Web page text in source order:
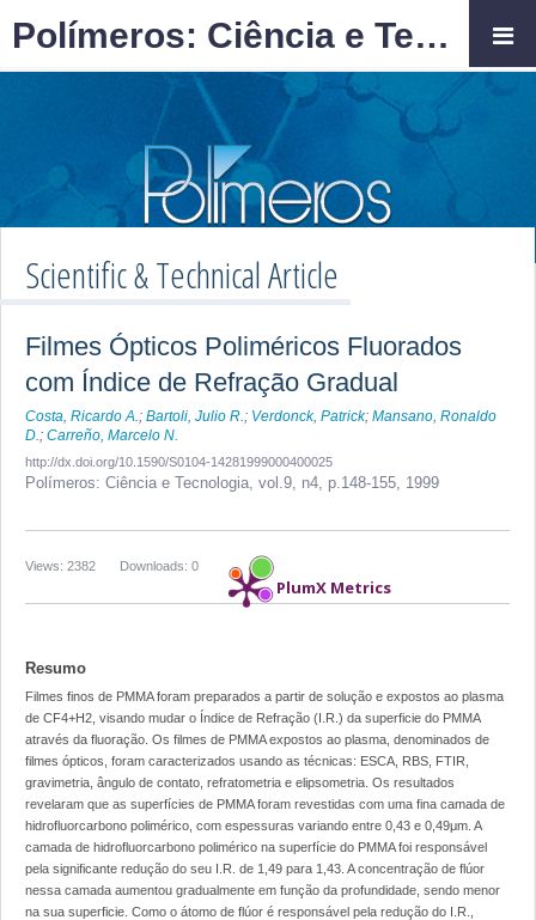
Scientific & Technical Article
Filmes Ópticos Poliméricos Fluorados
com Índice de Refração Gradual
Costa, Ricardo A.; Bartoli, Julio R.; Verdonck, Patrick; Mansano, Ronaldo
D.; Carreño, Marcelo N.
http://dx.doi.org/10.1590/S0104-14281999000400025
Polímeros: Ciência e Tecnologia, vol.9, n4, p.148-155, 1999
PlumX Metrics
Downloads: 0
Views: 2382
Resumo
Filmes finos de PMMA foram preparados a partir de solução e expostos ao plasma
de CF4+H2, visando mudar o Índice de Refração (I.R.) da superficie do PMMA
através da fluoração. Os filmes de PMMA expostos ao plasma, denominados de
filmes ópticos, foram caracterizados usando as técnicas: ESCA, RBS, FTIR,
gravimetria, ângulo de contato, refratometria e elipsometria. Os resultados
revelaram que as superfícies de PMMA foram revestidas com uma fina camada de
hidrofluorcarbono polimérico, com espessuras variando entre 0,43 e 0,49μm. A
camada de hidrofluorcarbono polimérico na superfície do PMMA foi responsável
pela significante redução do seu I.R. de 1,49 para 1,43. A concentração de flúor
nessa camada aumentou gradualmente em função da profundidade, sendo menor
na sua superficie. Como o átomo de flúor é responsável pela redução do I.R.,
Polímeros: Ciência e Tecnologia